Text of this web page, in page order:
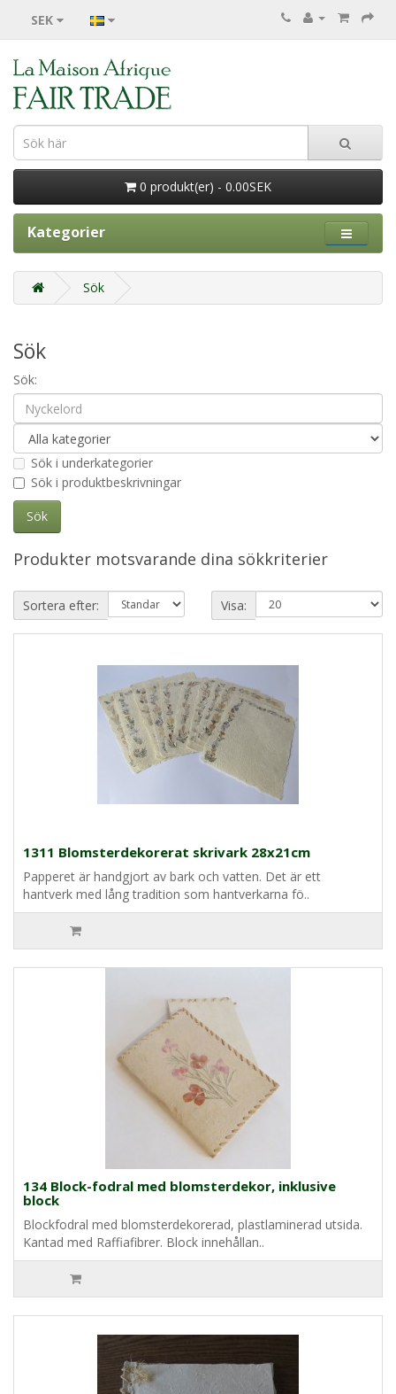
SEK
0 produkt(er) - 0.00SEK
Kategorier
Sök
Sök
Sök:
Sök i underkategorier
Sök i produktbeskrivningar
Produkter motsvarande dina sökkriterier
Sortera efter: Visa:
1311 Blomsterdekorerat skrivark 28x21cm
Papperet är handgjort av bark och vatten. Det är ett
hantverk med lång tradition som hantverkarna fö..
134 Block-fodral med blomsterdekor, inklusive
block
Blockfodral med blomsterdekorerad, plastlaminerad utsida.
Kantad med Raffiafibrer. Block innehållan..